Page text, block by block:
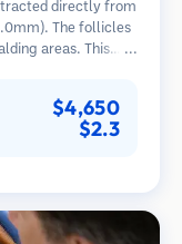
directly from
The follicles
areas. This
$4,650
$2.3